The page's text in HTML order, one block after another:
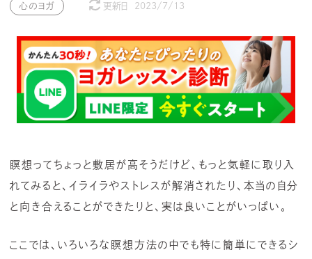
心のヨガ 更新日 2023/7/13
瞑想ってちょっと敷居が高そうだけど、もっと気軽に取り入
れてみると、イライラやストレスが解消されたり、本当の自分
と向き合えることができたりと、実は良いことがいっぱい。
ここでは、いろいろな瞑想方法の中でも特に簡単にできるシ